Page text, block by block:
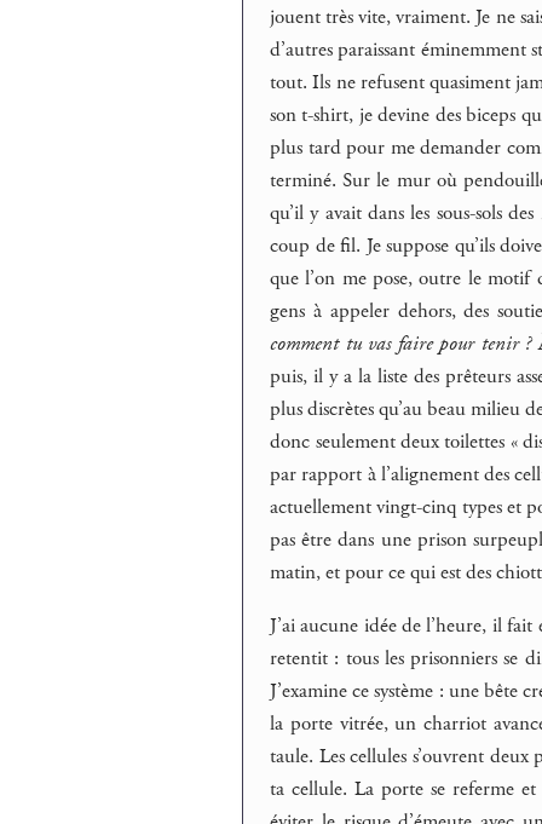
jouent très vite, vraiment. Je ne
d’autres paraissant éminemment
tout. Ils ne refusent quasiment
son t-shirt, je devine des biceps
plus tard pour me demander
terminé. Sur le mur où
qu’il y avait dans les sous-sols
coup de fil. Je suppose qu’ils
que l’on me pose, outre le motif
gens à appeler dehors, des
comment tu vas faire pour tenir ?
puis, il y a la liste des prêteurs
plus discrètes qu’au beau milieu
donc seulement deux toilettes «
par rapport à l’alignement des
actuellement vingt-cinq types et
pas être dans une prison
matin, et pour ce qui est des
J’ai aucune idée de l’heure, il
retentit : tous les prisonniers se
J’examine ce système : une bête
la porte vitrée, un charriot
taule. Les cellules s’ouvrent
ta cellule. La porte se referme